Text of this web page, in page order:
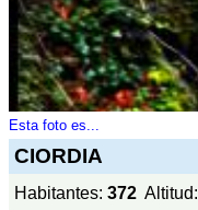
Esta foto es...
CIORDIA
Habitantes: 372 Altitud: